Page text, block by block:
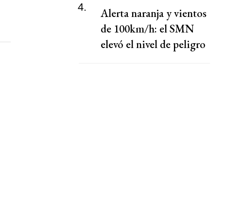
4.
Alerta naranja y vientos
de 100km/h: el SMN
elevó el nivel de peligro